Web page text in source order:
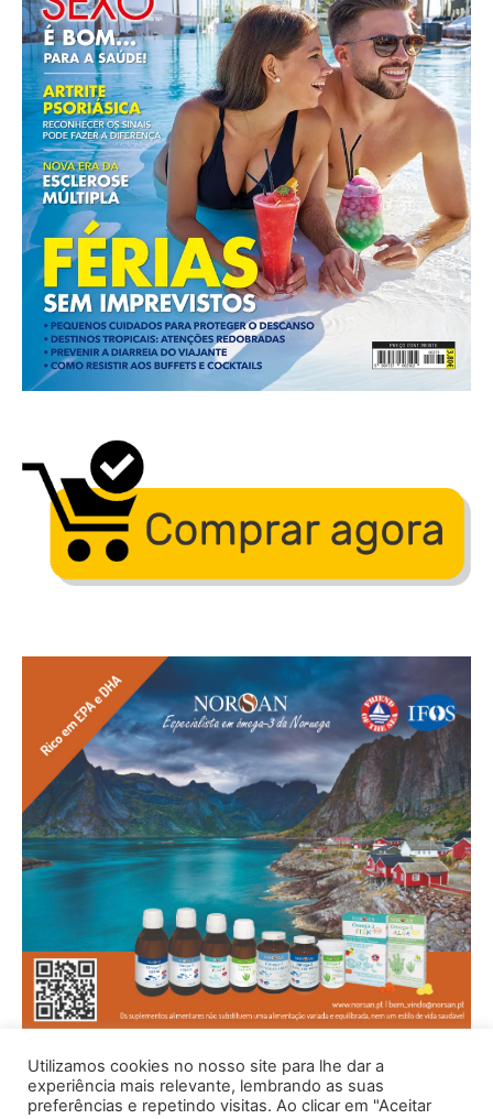
Utilizamos cookies no nosso site para lhe dar a
experiência mais relevante, lembrando as suas
preferências e repetindo visitas. Ao clicar em "Aceitar